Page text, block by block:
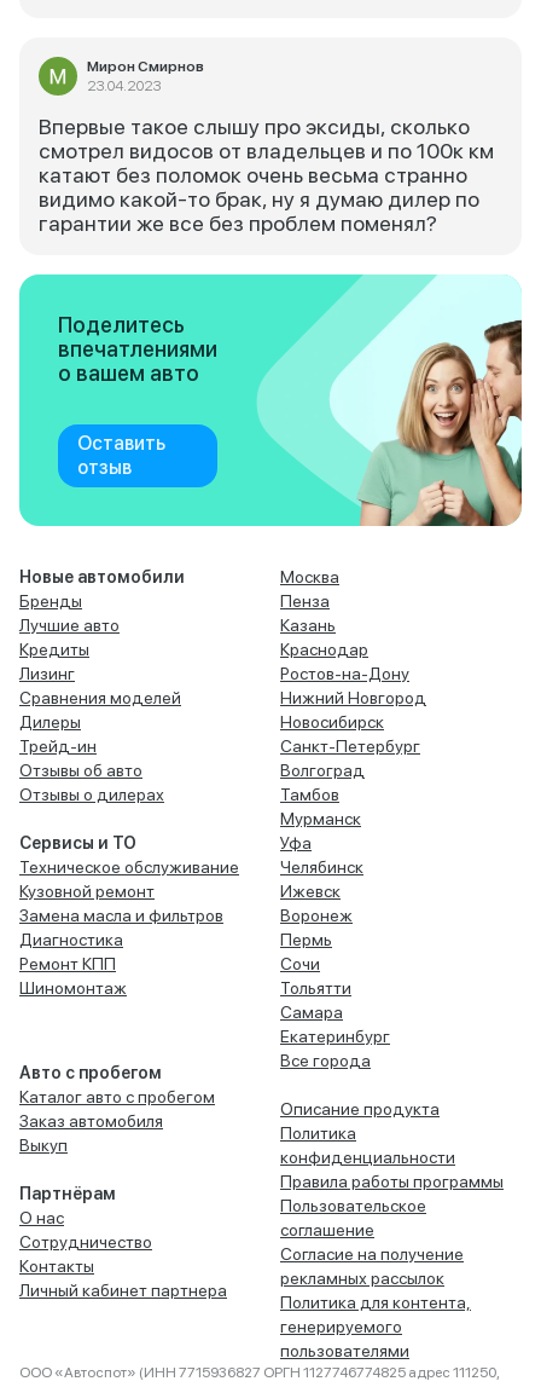
Мирон Смирнов
23.04.2023
Впервые такое слышу про эксиды, сколько
смотрел видосов от владельцев и по 100к км
катают без поломок очень весьма странно
видимо какой-то брак, ну я думаю дилер по
гарантии же все без проблем поменял?
Поделитесь
впечатлениями
о вашем авто
Оставить
отзыв
Новые автомобили
Бренды
Лучшие авто
Кредиты
Лизинг
Сравнения моделей
Дилеры
Трейд-ин
Отзывы об авто
Отзывы о дилерах
Сервисы и ТО
Техническое обслуживание
Кузовной ремонт
Замена масла и фильтров
Диагностика
Ремонт КПП
Шиномонтаж
Авто с пробегом
Каталог авто с пробегом
Заказ автомобиля
Выкуп
Партнёрам
О нас
Сотрудничество
Контакты
Личный кабинет партнера
Москва
Пенза
Казань
Краснодар
Ростов-на-Дону
Нижний Новгород
Новосибирск
Санкт-Петербург
Волгоград
Тамбов
Мурманск
Уфа
Челябинск
Ижевск
Воронеж
Пермь
Сочи
Тольятти
Самара
Екатеринбург
Все города
Описание продукта
Политика
конфиденциальности
Правила работы программы
Пользовательское
соглашение
Согласие на получение
рекламных рассылок
Политика для контента,
генерируемого
пользователями
ООО «Автоспот» (ИНН 7715936827 ОРГН 1127746774825 адрес 111250,